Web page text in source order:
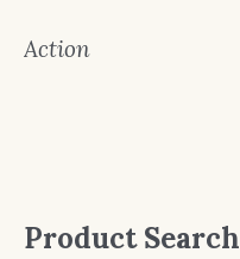
Action
Product Search